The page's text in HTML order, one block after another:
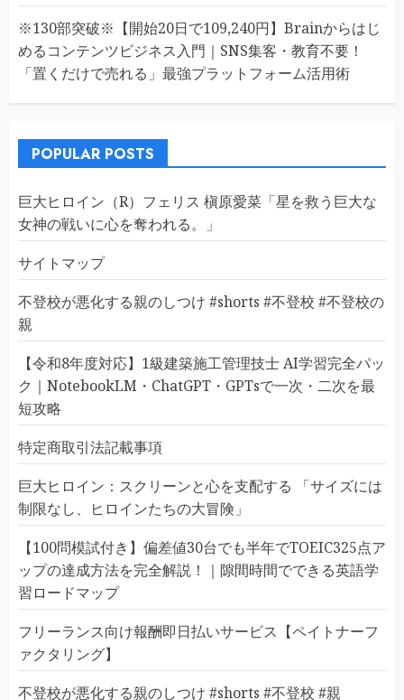
※130部突破※【開始20日で109,240円】Brainからはじ
めるコンテンツビジネス入門｜SNS集客・教育不要！
「置くだけで売れる」最強プラットフォーム活用術
POPULAR POSTS
巨大ヒロイン（R）フェリス 槇原愛菜「星を救う巨大な
女神の戦いに心を奪われる。」
サイトマップ
不登校が悪化する親のしつけ #shorts #不登校 #不登校の
親
【令和8年度対応】1級建築施工管理技士 AI学習完全パッ
ク｜NotebookLM・ChatGPT・GPTsで一次・二次を最
短攻略
特定商取引法記載事項
巨大ヒロイン：スクリーンと心を支配する 「サイズには
制限なし、ヒロインたちの大冒険」
【100問模試付き】偏差値30台でも半年でTOEIC325点ア
ップの達成方法を完全解説！｜隙間時間でできる英語学
習ロードマップ
フリーランス向け報酬即日払いサービス【ペイトナーフ
ァクタリング】
不登校が悪化する親のしつけ #shorts #不登校 #親